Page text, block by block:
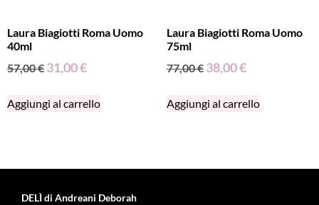
Laura Biagiotti Roma Uomo
40ml
57,00€ 31,00€
Aggiungi al carrello
Laura Biagiotti Roma Uomo
75ml
77,00€ 38,00€
Aggiungi al carrello
DELÌ di Andreani Deborah